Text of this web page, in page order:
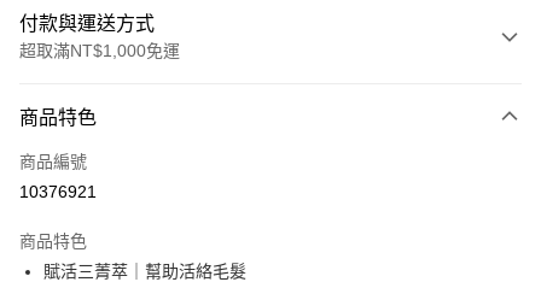
付款與運送方式
超取滿NT$1,000免運
信用卡一次付款
LINE Pay
街口支付
商品特色
商品編號
10376921
商品特色
賦活三菁萃｜幫助活絡毛髮